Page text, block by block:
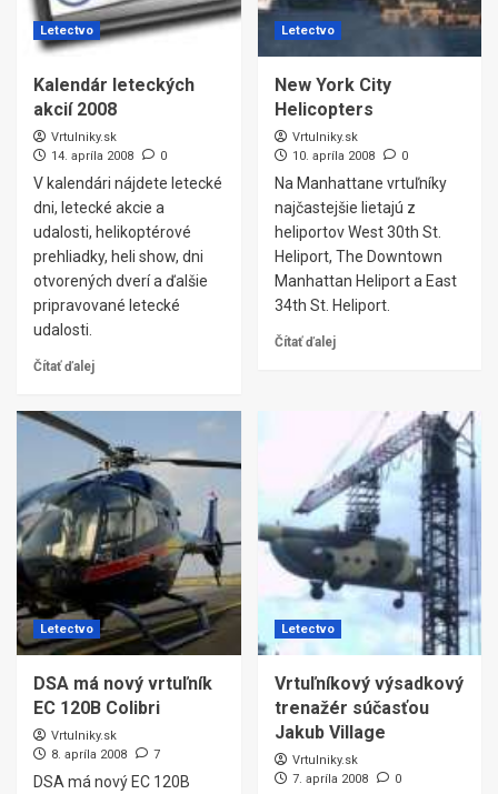
Letectvo
Kalendár leteckých
akcií 2008
Vrtulniky.sk
14. apríla 2008
0
V kalendári nájdete letecké
dni, letecké akcie a
udalosti, helikoptérové
prehliadky, heli show, dni
otvorených dverí a ďalšie
pripravované letecké
udalosti.
Čítať ďalej
Letectvo
New York City
Helicopters
Vrtulniky.sk
10. apríla 2008
0
Na Manhattane vrtuľníky
najčastejšie lietajú z
heliportov West 30th St.
Heliport, The Downtown
Manhattan Heliport a East
34th St. Heliport.
Čítať ďalej
Letectvo
DSA má nový vrtuľník
EC 120B Colibri
Vrtulniky.sk
8. apríla 2008
7
DSA má nový EC 120B
Letectvo
Vrtuľníkový výsadkový
trenažér súčasťou
Jakub Village
Vrtulniky.sk
7. apríla 2008
0